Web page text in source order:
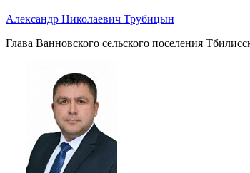
Александр Николаевич Трубицын
Глава Ванновского сельского поселения